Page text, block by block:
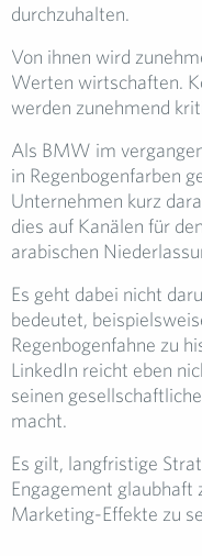
durchzuhalten.
Von ihnen wird
Werten wirtschaften.
werden zunehmend
Als BMW im
in Regenbogenfarben
Unternehmen kurz
dies auf Kanälen für
arabischen
Es geht dabei nicht
bedeutet,
Regenbogenfahne zu
LinkedIn reicht eben
seinen
macht.
Es gilt, langfristige
Engagement
Marketing-Effekte zu